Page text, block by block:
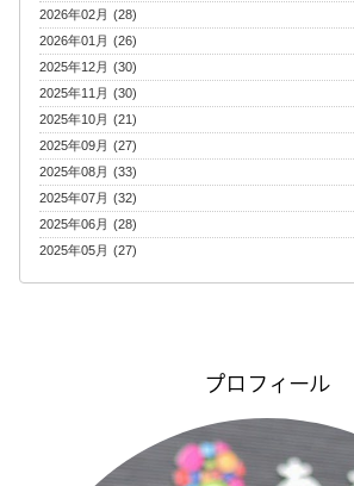
2026年02月 (28)
2026年01月 (26)
2025年12月 (30)
2025年11月 (30)
2025年10月 (21)
2025年09月 (27)
2025年08月 (33)
2025年07月 (32)
2025年06月 (28)
2025年05月 (27)
プロフィール